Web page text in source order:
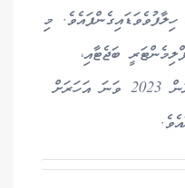
މި
ބަޖެޓާއި،
ޖީއެސްޓީ ބޮޑުކުރުމުގެ ބިލުގެ އިތުރުން 2023 ވަނަ އަހަރަށް